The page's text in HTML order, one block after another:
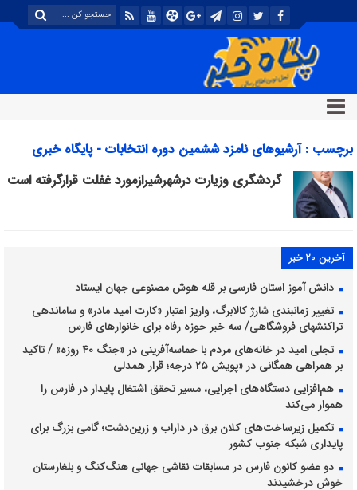
برچسب : آرشیوهای نامزد ششمین دوره انتخابات - پایگاه خبری
تحلیلی پگاه خبر
گردشگری وزیارت درشهرشیرازمورد غفلت قرارگرفته است
آخرین 20 خبر
دانش آموز استان فارسی بر قله هوش مصنوعی جهان ایستاد
تغییر زمانبندی شارژ کالابرگ، واریز اعتبار «کارت امید مادر» و ساماندهی
تراکنشهای فروشگاهی/ سه خبر حوزه رفاه برای خانوارهای فارس
تجلی امید در خانه‌های مردم با حماسه‌آفرینی در «جنگ ۴۰ روزه» / تاکید
بر همراهی همگانی در «پویش ۲۵ درجه؛ قرار همدلی
هم‌افزایی دستگاه‌های اجرایی، مسیر تحقق اشتغال پایدار در فارس را
هموار می‌کند
تکمیل زیرساخت‌های کلان برق در داراب و زرین‌دشت؛ گامی بزرگ برای
پایداری شبکه جنوب کشور
دو عضو کانون فارس در مسابقات نقاشی جهانی هنگ‌کنگ و بلغارستان
خوش درخشیدند